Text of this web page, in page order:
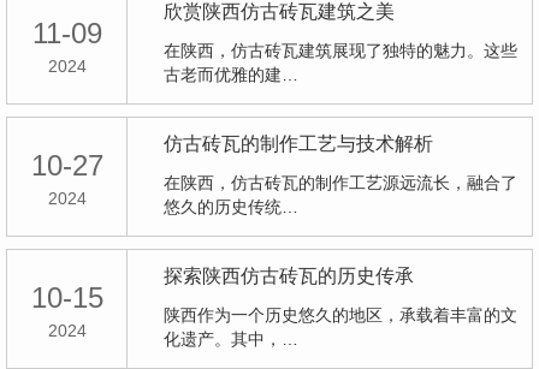
11-09
2024
欣赏陕西仿古砖瓦建筑之美
在陕西，仿古砖瓦建筑展现了独特的魅力。这些
古老而优雅的建…
10-27
2024
仿古砖瓦的制作工艺与技术解析
在陕西，仿古砖瓦的制作工艺源远流长，融合了
悠久的历史传统…
10-15
2024
探索陕西仿古砖瓦的历史传承
陕西作为一个历史悠久的地区，承载着丰富的文
化遗产。其中，…